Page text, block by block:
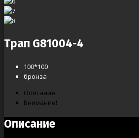
Трап G81004-4
100*100
бронза
Описание
Внимание!
Описание